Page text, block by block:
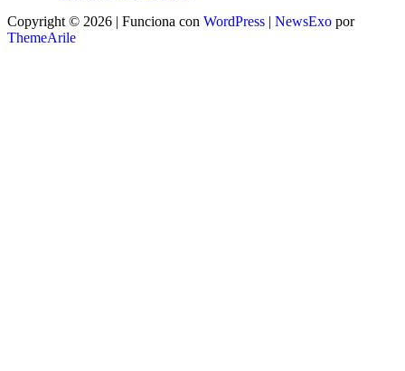
Copyright © 2026 | Funciona con WordPress | NewsExo por
ThemeArile